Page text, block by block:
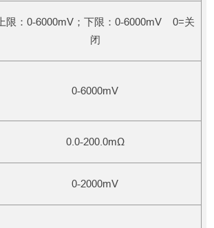
上限：0-6000mV；下限：0-6000mV 0=关
闭
0-6000mV
0.0-200.0mΩ
0-2000mV